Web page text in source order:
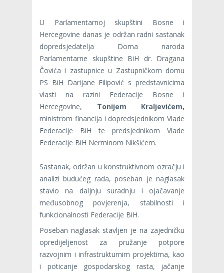
U Parlamentarnoj skupštini Bosne i
Hercegovine danas je održan radni sastanak
dopredsjedatelja Doma naroda
Parlamentarne skupštine BiH dr. Dragana
Čovića i zastupnice u Zastupničkom domu
PS BiH Darijane Filipović s predstavnicima
vlasti na razini Federacije Bosne i
Hercegovine, Tonijem Kraljevićem,
ministrom financija i dopredsjednikom Vlade
Federacije BiH te predsjednikom Vlade
Federacije BiH Nerminom Nikšićem.
Sastanak, održan u konstruktivnom ozračju i
analizi budućeg rada, poseban je naglasak
stavio na daljnju suradnju i ojačavanje
međusobnog povjerenja, stabilnosti i
funkcionalnosti Federacije BiH.
Poseban naglasak stavljen je na zajedničku
opredijeljenost za pružanje potpore
razvojnim i infrastrukturnim projektima, kao
i poticanje gospodarskog rasta, jačanje